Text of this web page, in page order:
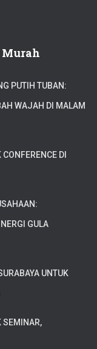
Murah
PUTIH TUBAN:
WAJAH DI MALAM
DI
GULA
UNTUK
SEMINAR,